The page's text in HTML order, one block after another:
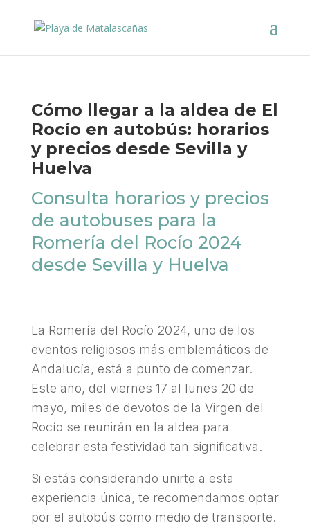
Cómo llegar a la aldea de El
Rocío en autobús: horarios
y precios desde Sevilla y
Huelva
Consulta horarios y precios
de autobuses para la
Romería del Rocío 2024
desde Sevilla y Huelva
La Romería del Rocío 2024, uno de los
eventos religiosos más emblemáticos de
Andalucía, está a punto de comenzar.
Este año, del viernes 17 al lunes 20 de
mayo, miles de devotos de la Virgen del
Rocío se reunirán en la aldea para
celebrar esta festividad tan significativa.
Si estás considerando unirte a esta
experiencia única, te recomendamos optar
por el autobús como medio de transporte.